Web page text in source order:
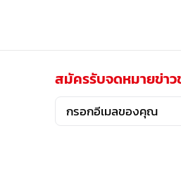
สมัครรับจดหมายข่าว